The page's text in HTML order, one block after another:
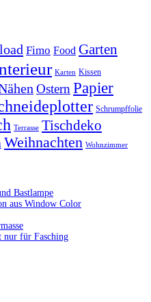
Fimo Food Garten
Karten Kissen
Ostern Papier
Schrumpffolie
Terrasse Tischdeko
Weihnachten Wohnzimmer
Bastlampe
aus Window Color
nur für Fasching